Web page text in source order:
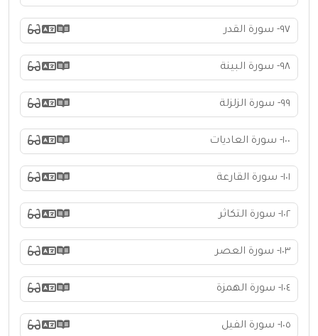
٩٧- سورة القدر
٩٨- سورة البينة
٩٩- سورة الزلزلة
١٠٠- سورة العاديات
١٠١- سورة القارعة
١٠٢- سورة التكاثر
١٠٣- سورة العصر
١٠٤- سورة الهمزة
١٠٥- سورة الفيل